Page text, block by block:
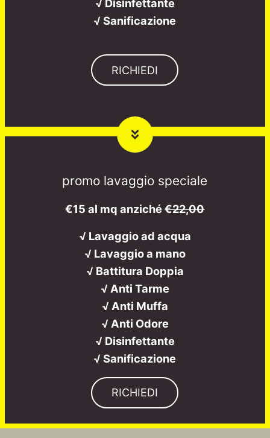
√ Disinfettante
√ Sanificazione
RICHIEDI
promo lavaggio speciale
€15 al mq anziché€22,00
√ Lavaggio ad acqua
√ Lavaggio a mano
√ Battitura Doppia
√ Anti Tarme
√ Anti Muffa
√ Anti Odore
√ Disinfettante
√ Sanificazione
RICHIEDI